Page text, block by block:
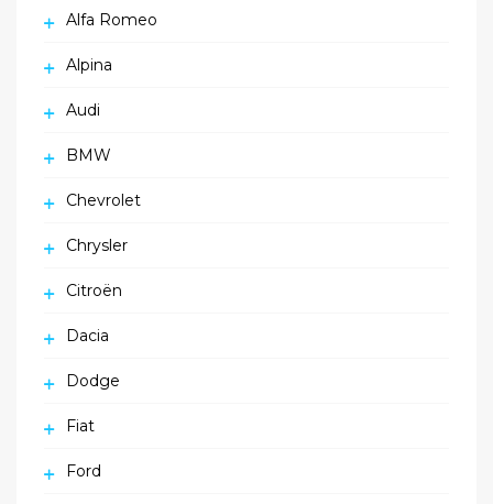
Alfa Romeo
Alpina
Audi
BMW
Chevrolet
Chrysler
Citroën
Dacia
Dodge
Fiat
Ford